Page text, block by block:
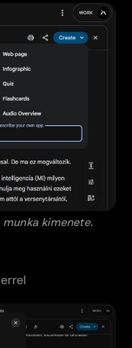
kimenete.